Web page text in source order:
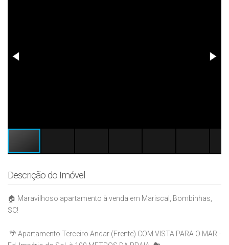
Descrição do Imóvel
🏠 Maravilhoso apartamento à venda em Mariscal, Bombinhas,
SC!
🌴 Apartamento Terceiro Andar (Frente) COM VISTA PARA O MAR -